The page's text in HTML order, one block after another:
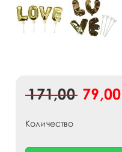
171,00 79,00
Количество